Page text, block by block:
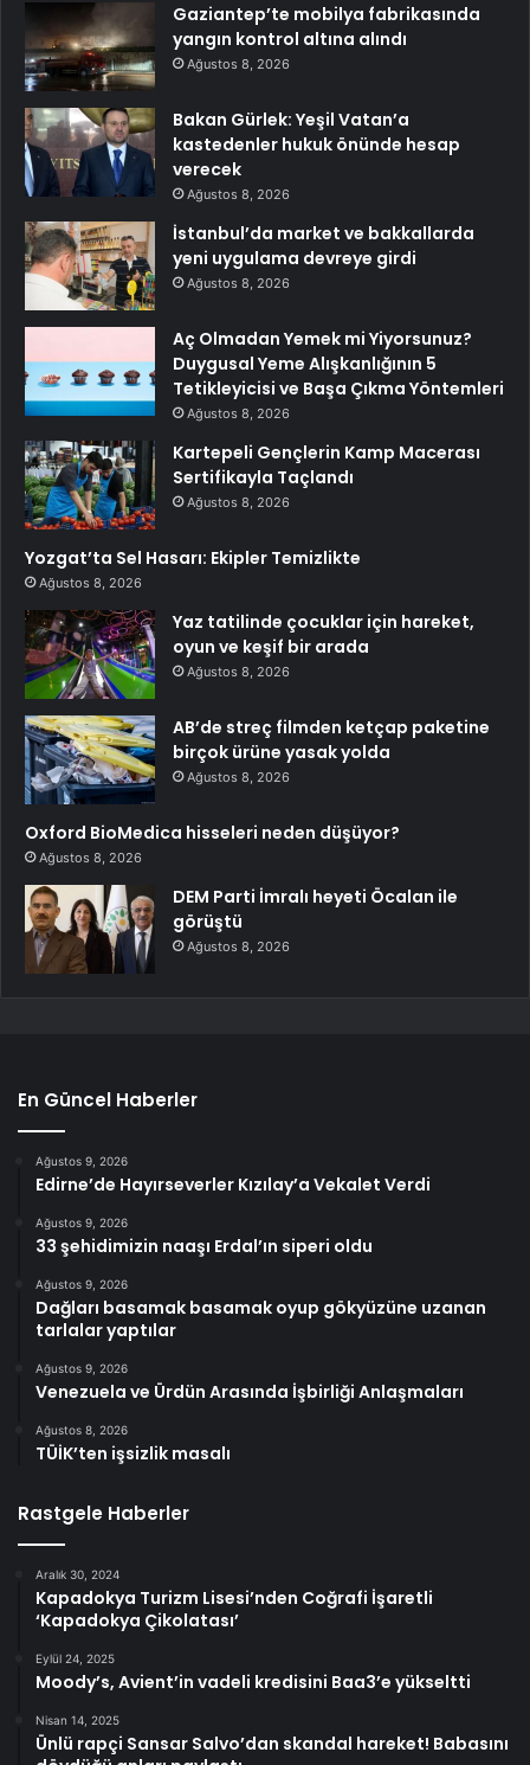
Gaziantep’te mobilya fabrikasında
yangın kontrol altına alındı
Ağustos 8, 2026
Bakan Gürlek: Yeşil Vatan’a
kastedenler hukuk önünde hesap
verecek
Ağustos 8, 2026
İstanbul’da market ve bakkallarda
yeni uygulama devreye girdi
Ağustos 8, 2026
Aç Olmadan Yemek mi Yiyorsunuz?
Duygusal Yeme Alışkanlığının 5
Tetikleyicisi ve Başa Çıkma Yöntemleri
Ağustos 8, 2026
Kartepeli Gençlerin Kamp Macerası
Sertifikayla Taçlandı
Ağustos 8, 2026
Yozgat’ta Sel Hasarı: Ekipler Temizlikte
Ağustos 8, 2026
Yaz tatilinde çocuklar için hareket,
oyun ve keşif bir arada
Ağustos 8, 2026
AB’de streç filmden ketçap paketine
birçok ürüne yasak yolda
Ağustos 8, 2026
Oxford BioMedica hisseleri neden düşüyor?
Ağustos 8, 2026
DEM Parti İmralı heyeti Öcalan ile
görüştü
Ağustos 8, 2026
En Güncel Haberler
Ağustos 9, 2026
Edirne’de Hayırseverler Kızılay’a Vekalet Verdi
Ağustos 9, 2026
33 şehidimizin naaşı Erdal’ın siperi oldu
Ağustos 9, 2026
Dağları basamak basamak oyup gökyüzüne uzanan
tarlalar yaptılar
Ağustos 9, 2026
Venezuela ve Ürdün Arasında İşbirliği Anlaşmaları
Ağustos 8, 2026
TÜİK’ten işsizlik masalı
Rastgele Haberler
Aralık 30, 2024
Kapadokya Turizm Lisesi’nden Coğrafi İşaretli
‘Kapadokya Çikolatası’
Eylül 24, 2025
Moody’s, Avient’in vadeli kredisini Baa3’e yükseltti
Nisan 14, 2025
Ünlü rapçi Sansar Salvo’dan skandal hareket! Babasını